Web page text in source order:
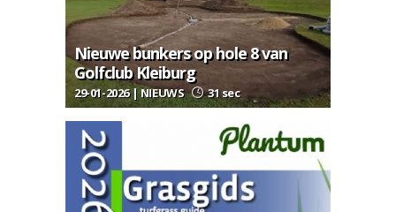
Nieuwe bunkers op hole 8 van
Golfclub Kleiburg
29-01-2026 | NIEUWS 31 sec